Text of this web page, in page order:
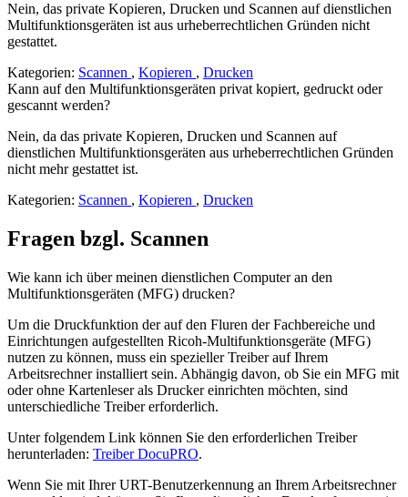
Nein, das private Kopieren, Drucken und Scannen auf dienstlichen
Multifunktionsgeräten ist aus urheberrechtlichen Gründen nicht
gestattet.
Kategorien: Scannen , Kopieren , Drucken
Kann auf den Multifunktionsgeräten privat kopiert, gedruckt oder
gescannt werden?
Nein, da das private Kopieren, Drucken und Scannen auf
dienstlichen Multifunktionsgeräten aus urheberrechtlichen Gründen
nicht mehr gestattet ist.
Kategorien: Scannen , Kopieren , Drucken
Fragen bzgl. Scannen
Wie kann ich über meinen dienstlichen Computer an den
Multifunktionsgeräten (MFG) drucken?
Um die Druckfunktion der auf den Fluren der Fachbereiche und
Einrichtungen aufgestellten Ricoh-Multifunktionsgeräte (MFG)
nutzen zu können, muss ein spezieller Treiber auf Ihrem
Arbeitsrechner installiert sein. Abhängig davon, ob Sie ein MFG mit
oder ohne Kartenleser als Drucker einrichten möchten, sind
unterschiedliche Treiber erforderlich.
Unter folgendem Link können Sie den erforderlichen Treiber
herunterladen: Treiber DocuPRO.
Wenn Sie mit Ihrer URT-Benutzerkennung an Ihrem Arbeitsrechner